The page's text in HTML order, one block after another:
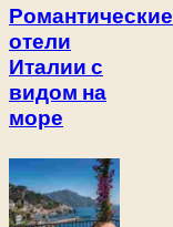
Романтические
отели
Италии с
видом на
море